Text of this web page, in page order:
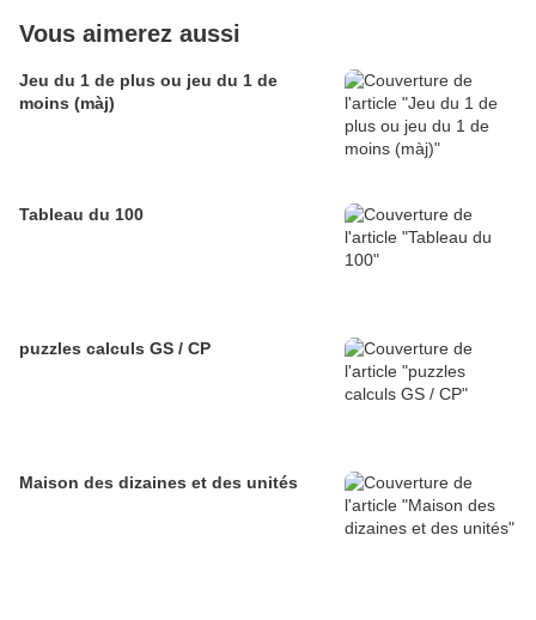
Vous aimerez aussi
Jeu du 1 de plus ou jeu du 1 de
moins (màj)
Tableau du 100
puzzles calculs GS / CP
Maison des dizaines et des unités